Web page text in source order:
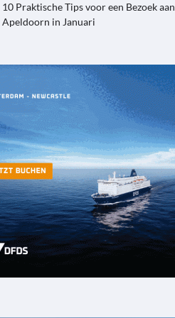
10 Praktische Tips voor een Bezoek aan
Apeldoorn in Januari